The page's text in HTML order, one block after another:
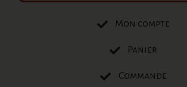
Mon compte
Panier
Commande